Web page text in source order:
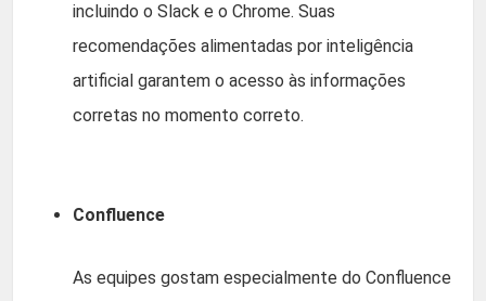
incluindo o Slack e o Chrome. Suas
recomendações alimentadas por inteligência
artificial garantem o acesso às informações
corretas no momento correto.
Confluence
As equipes gostam especialmente do Confluence